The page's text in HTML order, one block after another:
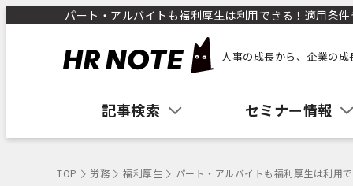
パート・アルバイトも福利厚生は利用できる！適用条
人事の成長から、企業の
記事検索 セミナー情報
TOP 労務 福利厚生 パート・アルバイトも福利厚生は利用